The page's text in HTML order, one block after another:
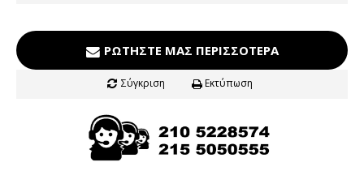
ΡΩΤΉΣΤΕ ΜΑΣ ΠΕΡΙΣΣΌΤΕΡΑ
Σύγκριση Εκτύπωση